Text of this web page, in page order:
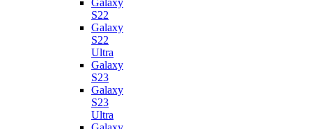
Galaxy
S22
Galaxy
S22
Ultra
Galaxy
S23
Galaxy
S23
Ultra